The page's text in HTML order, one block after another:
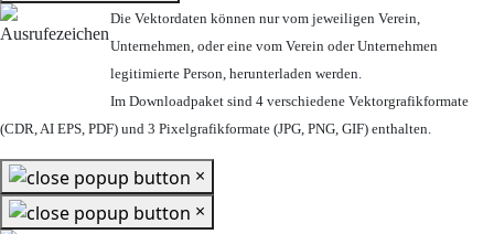
Die Vektordaten können nur vom jeweiligen Verein,
Unternehmen, oder eine vom Verein oder Unternehmen
legitimierte Person, herunterladen werden.
Im Downloadpaket sind 4 verschiedene Vektorgrafikformate
(CDR, AI EPS, PDF) und 3 Pixelgrafikformate (JPG, PNG, GIF) enthalten.
×
×